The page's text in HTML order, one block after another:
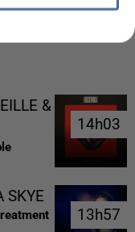
&
14h03
14h03
SKYE
13h57
13h57